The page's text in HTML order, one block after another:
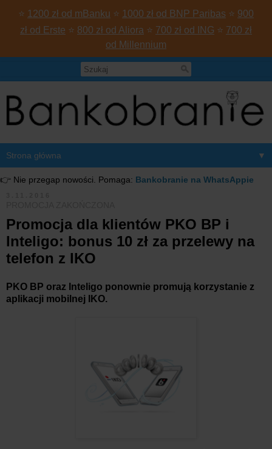
⭐ 1200 zł od mBanku ⭐ 1000 zł od BNP Paribas ⭐ 900
zł od Erste ⭐ 800 zł od Aliora ⭐ 700 zł od ING ⭐ 700 zł
od Millennium
▼
👉 Nie przegap nowości. Pomaga: Bankobranie na WhatsAppie
Promocja dla klientów PKO BP i
Inteligo: bonus 10 zł za przelewy na
telefon z IKO
PKO BP oraz Inteligo ponownie promują korzystanie z
aplikacji mobilnej IKO.